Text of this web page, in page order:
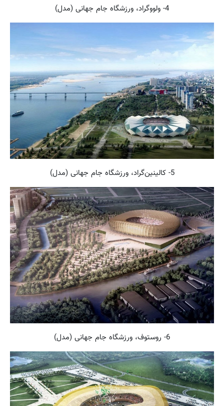
4- ولووگراد، ورزشگاه جام جهانی (مدل)
5- کالینین‌گراد، ورزشگاه جام جهانی (مدل)
6- روستوف، ورزشگاه جام جهانی (مدل)